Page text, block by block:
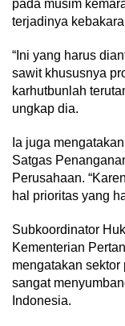
pada musim
terjadinya
“Ini yang harus
sawit khususnya
karhutbunlah
ungkap dia.
Ia juga
Satgas
Perusahaan.
hal prioritas yang
Subkoordinator
Kementerian
mengatakan
sangat
Indonesia.